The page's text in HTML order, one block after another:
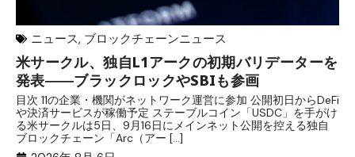
ニュース, ブロックチェーンニュース
米サークル、独自L1アークの初期バリデーターを
発表――ブラックロックやSBIも参画
目次 11の企業・機関がネットワーク運営に参加 公開初日からDeFi
や決済サービスが稼働予定 ステーブルコイン「USDC」を手がけ
る米サークルは5日、9月16日にメインネット公開を控える独自
ブロックチェーン「Arc（アー […]